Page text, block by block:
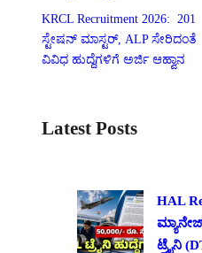
KRCL Recruitment 2026: 201
ಸ್ಟೇಷನ್ ಮಾಸ್ಟರ್, ALP ಸೇರಿದಂತೆ
ವಿವಿಧ ಹುದ್ದೆಗಳಿಗೆ ಅರ್ಜಿ ಆಹ್ವಾನ
Latest Posts
HAL
ಟ್ರೈನಿ